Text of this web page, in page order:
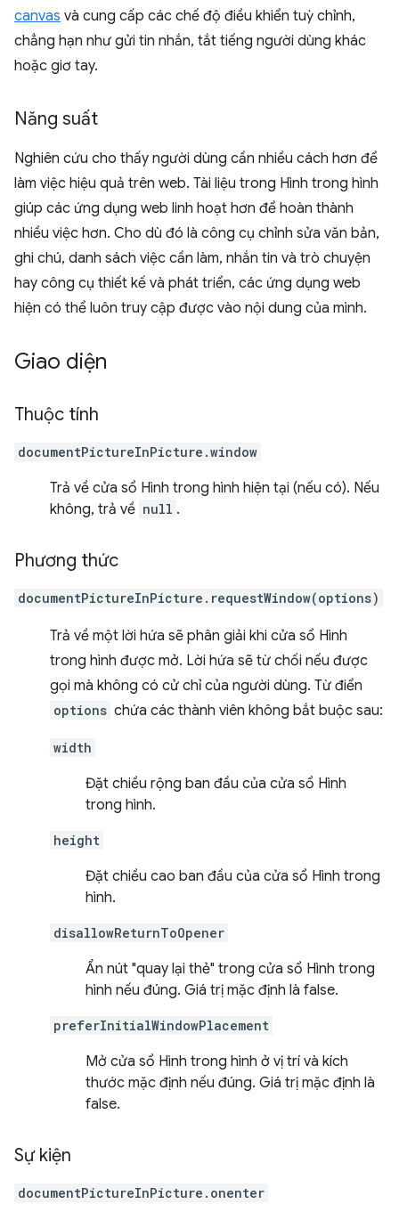
canvas và cung cấp các chế độ điều khiển tuỳ chỉnh,
chẳng hạn như gửi tin nhắn, tắt tiếng người dùng khác
hoặc giơ tay.
Năng suất
Nghiên cứu cho thấy người dùng cần nhiều cách hơn để
làm việc hiệu quả trên web. Tài liệu trong Hình trong hình
giúp các ứng dụng web linh hoạt hơn để hoàn thành
nhiều việc hơn. Cho dù đó là công cụ chỉnh sửa văn bản,
ghi chú, danh sách việc cần làm, nhắn tin và trò chuyện
hay công cụ thiết kế và phát triển, các ứng dụng web
hiện có thể luôn truy cập được vào nội dung của mình.
Giao diện
Thuộc tính
documentPictureInPicture.window
Trả về cửa sổ Hình trong hình hiện tại (nếu có). Nếu
không, trả về null .
Phương thức
documentPictureInPicture.requestWindow(options)
Trả về một lời hứa sẽ phân giải khi cửa sổ Hình
trong hình được mở. Lời hứa sẽ từ chối nếu được
gọi mà không có cử chỉ của người dùng. Từ điển
options chứa các thành viên không bắt buộc sau:
width
Đặt chiều rộng ban đầu của cửa sổ Hình
trong hình.
height
Đặt chiều cao ban đầu của cửa sổ Hình trong
hình.
disallowReturnToOpener
Ẩn nút "quay lại thẻ" trong cửa sổ Hình trong
hình nếu đúng. Giá trị mặc định là false.
preferInitialWindowPlacement
Mở cửa sổ Hình trong hình ở vị trí và kích
thước mặc định nếu đúng. Giá trị mặc định là
false.
Sự kiện
documentPictureInPicture.onenter